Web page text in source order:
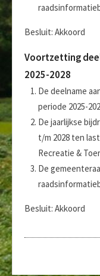
Besluit: Akkoord
Voortzetting
2025-2028
De deelname
periode 2025-
De jaarlijkse
t/m 2028 ten
Recreatie &
De
Besluit: Akkoord